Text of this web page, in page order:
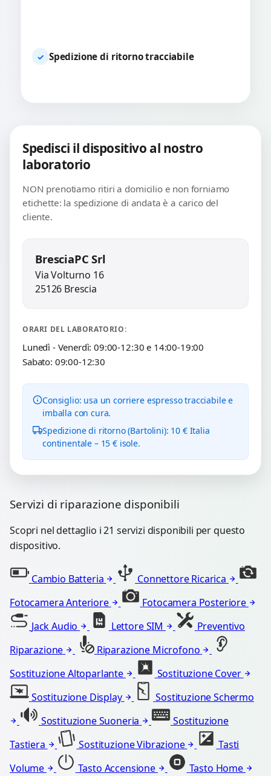
✓ Spedizione di ritorno tracciabile
Spedisci il dispositivo al nostro
laboratorio
NON prenotiamo ritiri a domicilio e non forniamo
etichette: la spedizione di andata è a carico del
cliente.
BresciaPC Srl
Via Volturno 16
25126 Brescia
ORARI DEL LABORATORIO:
Lunedì - Venerdì: 09:00-12:30 e 14:00-19:00
Sabato: 09:00-12:30
Consiglio: usa un corriere espresso tracciabile e
imballa con cura.
Spedizione di ritorno (Bartolini): 10 € Italia
continentale – 15 € isole.
Servizi di riparazione disponibili
Scopri nel dettaglio i 21 servizi disponibili per questo
dispositivo.
Cambio Batteria
Connettore Ricarica
Fotocamera Anteriore
Fotocamera Posteriore
Jack Audio
Lettore SIM
Preventivo
Riparazione
Riparazione Microfono
Sostituzione Altoparlante
Sostituzione Cover
Sostituzione Display
Sostituzione Schermo
Sostituzione Suoneria
Sostituzione
Tastiera
Sostituzione Vibrazione
Tasti
Volume
Tasto Accensione
Tasto Home